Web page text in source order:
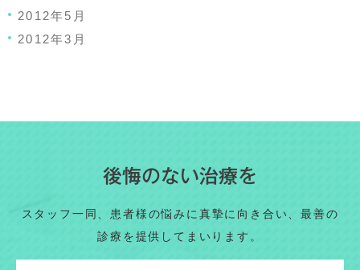
2012年5月
2012年3月
後悔のない治療を
スタッフ一同、患者様の悩みに真摯に向き合い、最善の
診療を提供してまいります。